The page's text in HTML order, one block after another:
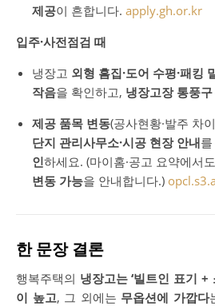
제공이 흔합니다. apply.gh.or.kr
입주·사전점검 때
냉장고 외형 흠집·도어 수평·패킹
작음을 확인하고, 냉장고장 통풍구
제공 품목 변동(공사현황·발주 차
단지 관리사무소·시공 현장 안내
인하세요. (마이홈·공고 요약에서도
변동 가능을 안내합니다.)
한 문장 결론
행복주택의 냉장고는 ‘빌트인 표기 +
이 높고, 그 외에는 무옵션에 가깝다